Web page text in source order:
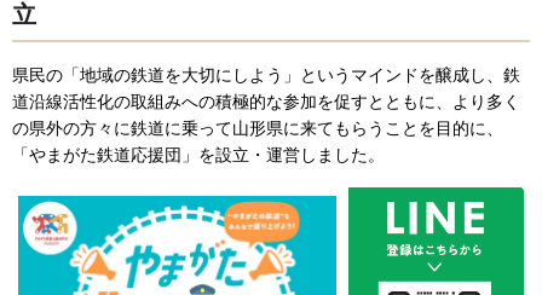
立
県民の「地域の鉄道を大切にしよう」というマインドを醸成し、鉄
道沿線活性化の取組みへの積極的な参加を促すとともに、より多く
の県外の方々に鉄道に乗って山形県に来てもらうことを目的に、
「やまがた鉄道応援団」を設立・運営しました。